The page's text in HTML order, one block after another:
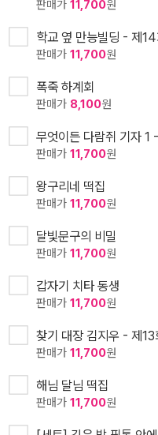
판매가 11,700원
학교 옆 만능빌딩 - 제
판매가 11,700원
폭죽 하계회
판매가 8,100원
무엇이든 다람쥐 기자 1
판매가 11,700원
왕구리네 떡집
판매가 11,700원
달빛문구의 비밀
판매가 11,700원
갑자기 치타 동생
판매가 11,700원
찾기 대장 김지우 - 제
판매가 11,700원
해님 달님 떡집
판매가 11,700원